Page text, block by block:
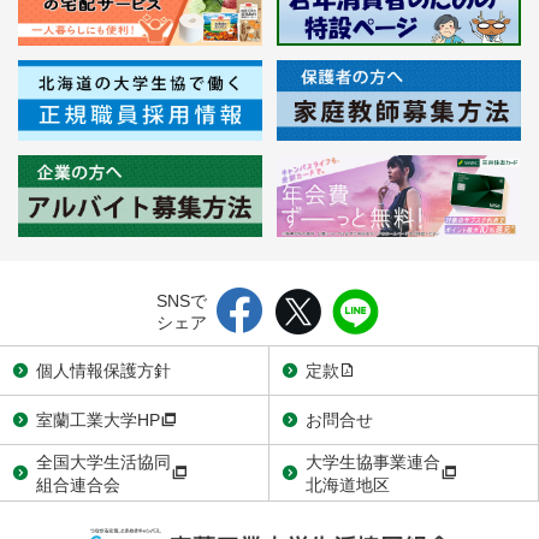
SNSで
シェア
個人情報保護方針
定款
室蘭工業大学HP
お問合せ
全国大学生活協同
組合連合会
大学生協事業連合
北海道地区